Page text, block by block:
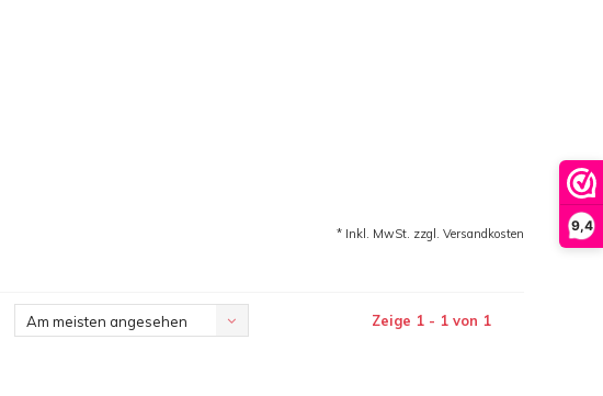
9,4
* Inkl. MwSt. zzgl. Versandkosten
Am meisten angesehen Zeige 1 - 1 von 1